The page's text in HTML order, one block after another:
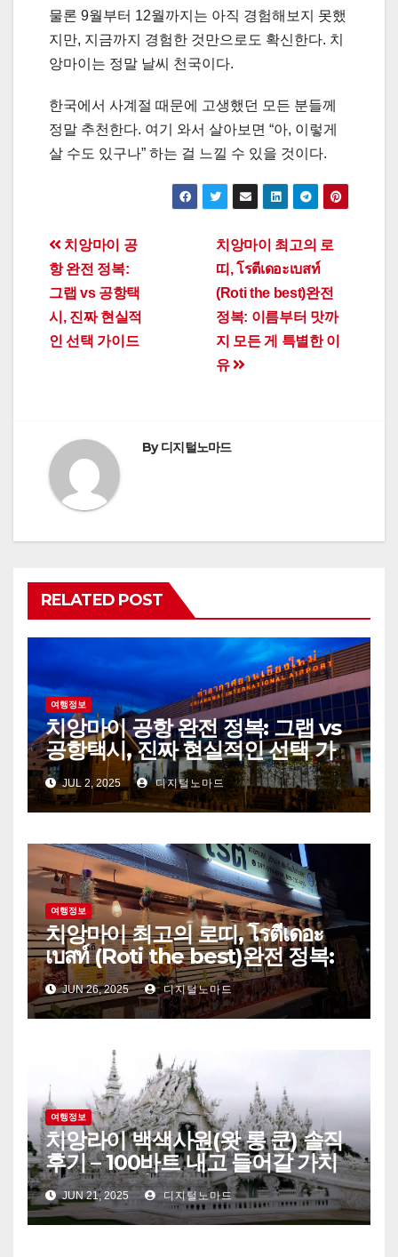
물론 9월부터 12월까지는 아직 경험해보지 못했
지만, 지금까지 경험한 것만으로도 확신한다. 치
앙마이는 정말 날씨 천국이다.
한국에서 사계절 때문에 고생했던 모든 분들께
정말 추천한다. 여기 와서 살아보면 “아, 이렇게
살 수도 있구나” 하는 걸 느낄 수 있을 것이다.
Post
navigation
치앙마이 최고의 로
띠, โรตีเดอะเบสท์
(Roti the best)완전
정복: 이름부터 맛까
지 모든 게 특별한 이
유
치앙마이 공
항 완전 정복:
그랩 vs 공항택
시, 진짜 현실적
인 선택 가이드
By디지털노마드
RELATED POST
여행정보
치앙마이 공항 완전 정복: 그랩 vs
공항택시, 진짜 현실적인 선택 가
이드
JUL 2, 2025 디지털노마드
여행정보
치앙마이 최고의 로띠, โรตีเดอะ
เบสท์ (Roti the best)완전 정복:
이름부터 맛까지 모든 게 특별한
이유
JUN 26, 2025 디지털노마드
여행정보
치앙라이 백색사원(왓 롱 쿤) 솔직
후기 – 100바트 내고 들어갈 가치
가 있을까?
JUN 21, 2025 디지털노마드